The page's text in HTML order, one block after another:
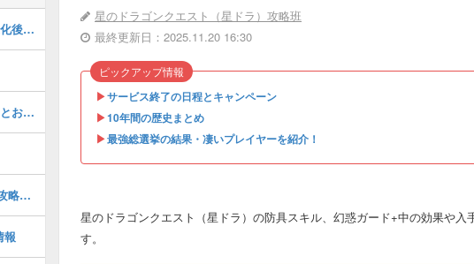
星のドラゴンクエスト（星ドラ）攻略班
最終更新日：2025.11.20 16:30
▶︎サービス終了の日程とキャンペーン
▶︎10年間の歴史まとめ
▶︎最強総選挙の結果・凄いプレイヤーを紹介！
ピックアップ情報
星のドラゴンクエスト（星ドラ）の防具スキル、幻惑ガード+中の効果や入
す。
メタルキングの冠(覚醒)の評価と進化後の性能
メタルキングウィング(覚醒)の評価とおすすめスキル
「海獣ニジクジラ(超級・30F)」の攻略方法
報